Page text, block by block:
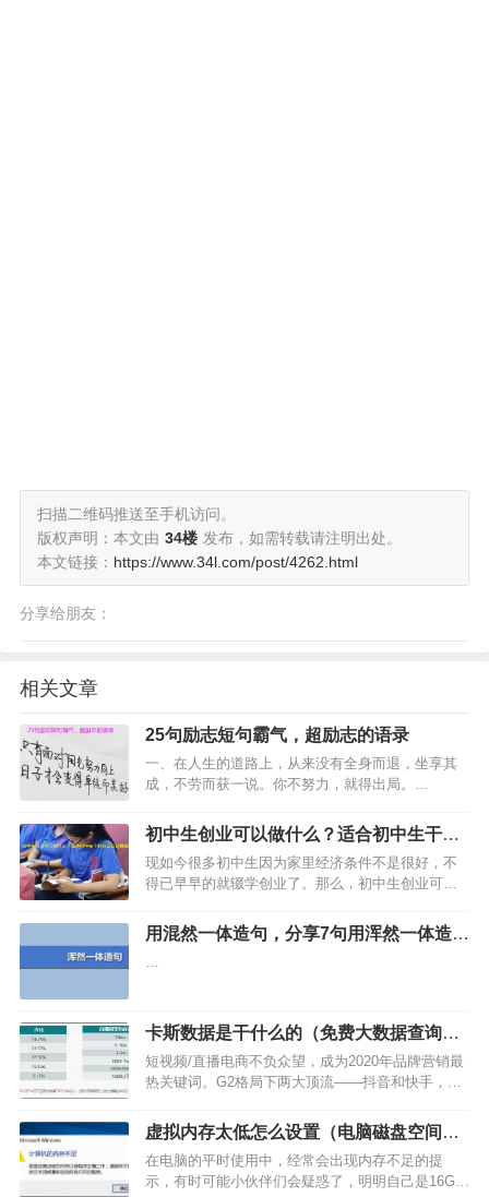
扫描二维码推送至手机访问。
版权声明：本文由 34楼 发布，如需转载请注明出处。
本文链接： https://www.34l.com/post/4262.html
分享给朋友：
相关文章
25句励志短句霸气，超励志的语录
一、在人生的道路上，从来没有全身而退，坐享其
成，不劳而获一说。你不努力，就得出局。…
初中生创业可以做什么？适合初中生干的
创业项目推荐
现如今很多初中生因为家里经济条件不是很好，不
得已早早的就辍学创业了。那么，初中生创业可以
不知道该做什么好，接下来小编就给大家推荐几种
适合初中生干的创业项目，想创业挣钱的初中生朋
友好好看下吧。…
用混然一体造句，分享7句用浑然一体造句
…
卡斯数据是干什么的（免费大数据查询平
台）
短视频/直播电商不负众望，成为2020年品牌营销最
热关键词。G2格局下两大顶流——抖音和快手，也
老铁氛围像自带结界，不懂“规矩”的内容创作者和品
牌方在这里寸步难行。 究竟快手直播电商现状如
何？什么…
虚拟内存太低怎么设置（电脑磁盘空间不
足清理步骤）
在电脑的平时使用中，经常会出现内存不足的提
示，有时可能小伙伴们会疑惑了，明明自己是16G内